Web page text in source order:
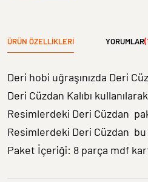
ÜRÜN ÖZELLIKLERI YORUMLAR
Deri hobi uğraşınızda Deri
Deri Cüzdan Kalıbı
Resimlerdeki Deri Cüzdan
Resimlerdeki Deri Cüzdan bu
Paket İçeriği: 8 parça mdf